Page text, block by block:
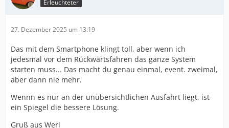
Erleuchteter
27. Dezember 2025 um 13:19
Das mit dem Smartphone klingt toll, aber wenn ich
jedesmal vor dem Rückwärtsfahren das ganze System
starten muss... Das macht du genau einmal, event. zweimal,
aber dann nie mehr.
Wennn es nur an der unübersichtlichen Ausfahrt liegt, ist
ein Spiegel die bessere Lösung.
Gruß aus Werl